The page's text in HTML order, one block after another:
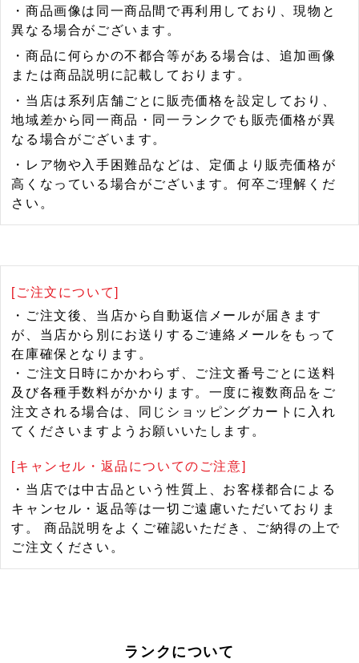
・商品画像は同一商品間で再利用しており、現物と
異なる場合がございます。
・商品に何らかの不都合等がある場合は、追加画像
または商品説明に記載しております。
・当店は系列店舗ごとに販売価格を設定しており、
地域差から同一商品・同一ランクでも販売価格が異
なる場合がございます。
・レア物や入手困難品などは、定価より販売価格が
高くなっている場合がございます。何卒ご理解くだ
さい。
[ご注文について]
・ご注文後、当店から自動返信メールが届きます
が、当店から別にお送りするご連絡メールをもって
在庫確保となります。
・ご注文日時にかかわらず、ご注文番号ごとに送料
及び各種手数料がかかります。一度に複数商品をご
注文される場合は、同じショッピングカートに入れ
てくださいますようお願いいたします。
[キャンセル・返品についてのご注意]
・当店では中古品という性質上、お客様都合による
キャンセル・返品等は一切ご遠慮いただいておりま
す。 商品説明をよくご確認いただき、ご納得の上で
ご注文ください。
ランクについて